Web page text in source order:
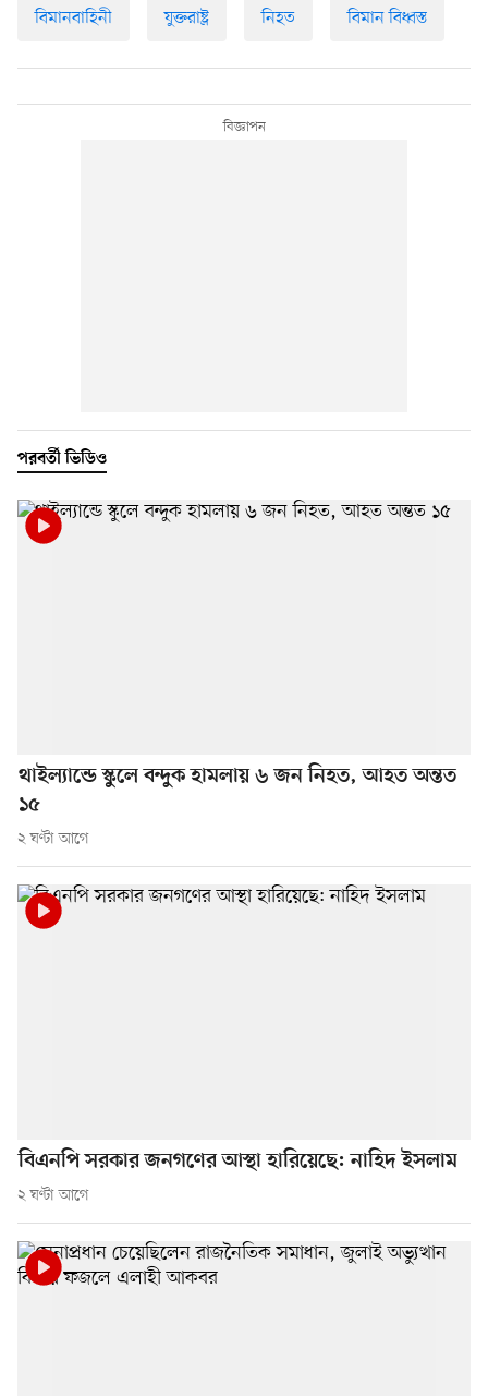
বিমানবাহিনী যুক্তরাষ্ট্র নিহত বিমান বিধ্বস্ত
পরবর্তী ভিডিও
থাইল্যান্ডে স্কুলে বন্দুক হামলায় ৬ জন নিহত, আহত অন্তত
১৫
২ ঘণ্টা আগে
বিএনপি সরকার জনগণের আস্থা হারিয়েছে: নাহিদ ইসলাম
২ ঘণ্টা আগে